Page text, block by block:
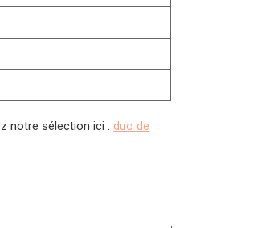
notre sélection ici :duo de